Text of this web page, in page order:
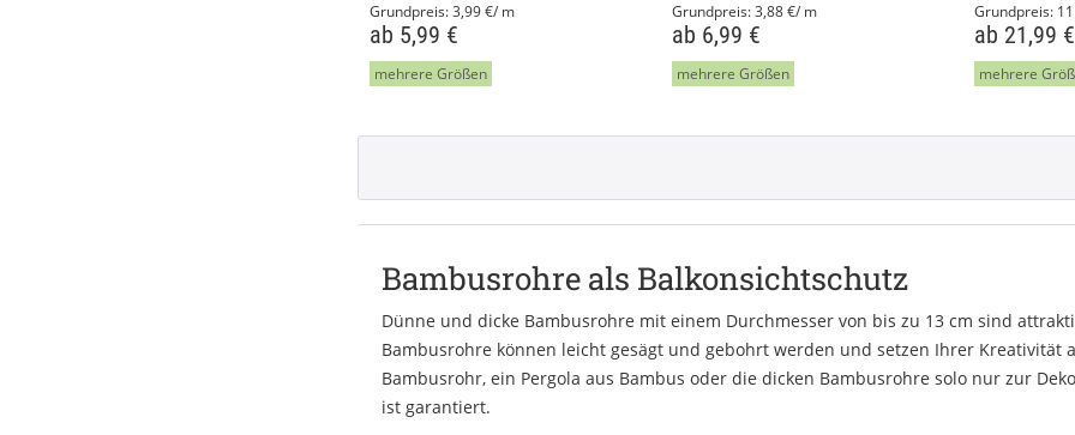
Grundpreis:3,99 €/ m
ab 5,99 €
mehrere Größen
Grundpreis:3,88 €/ m
ab 6,99 €
mehrere Größen
Grundpreis:
ab 21,99 €
mehrere
Bambusrohre als Balkonsichtschutz
Dünne und dicke Bambusrohre mit einem Durchmesser von bis zu 13 cm sind
Bambusrohre können leicht gesägt und gebohrt werden und setzen Ihrer Kreativität
Bambusrohr, ein Pergola aus Bambus oder die dicken Bambusrohre solo nur zur
ist garantiert.